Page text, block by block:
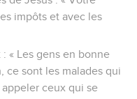
impôts et avec les
« Les gens en bonne
ce sont les malades qui
ceux qui se